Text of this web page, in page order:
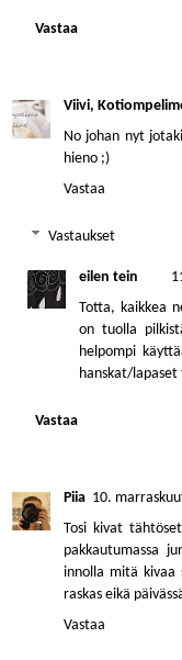
Vastaa
Viivi,
No johan nyt
hieno ;)
Vastaa
Vastaukset
eilen tein
Totta, kaikkea
on tuolla
helpompi
hanskat/
Vastaa
Piia 10.
Tosi kivat
pakkautumassa
innolla mitä kivaa
raskas eikä
Vastaa